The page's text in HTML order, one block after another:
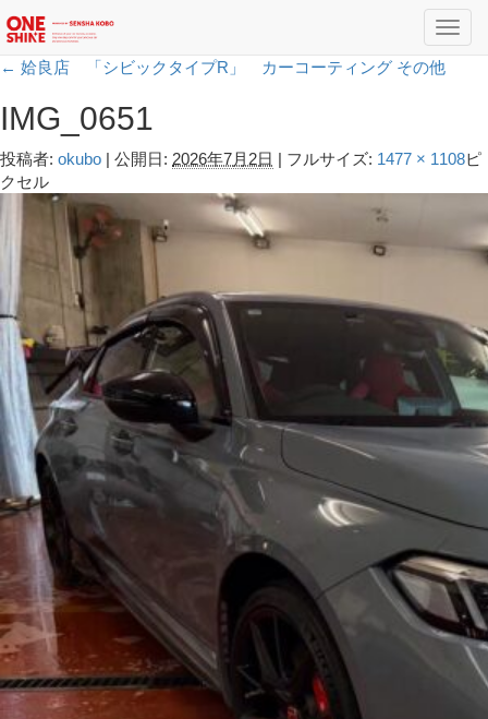
← 姶良店 「シビックタイプR」 カーコーティング その他
IMG_0651
投稿者: okubo | 公開日: 2026年7月2日 | フルサイズ: 1477 × 1108ピ
クセル